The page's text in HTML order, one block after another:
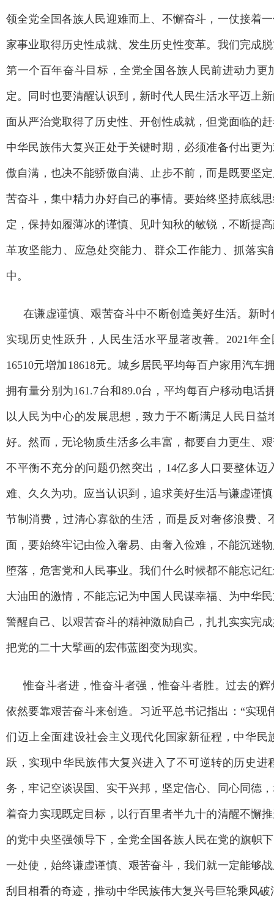
领全党全国各族人民迎难而上、不懈奋斗，一仗接着
家事业取得历史性成就、发生历史性变革。我们完成
第一个百年奋斗目标，全党全国各族人民前进动力
定。同时也要清醒认识到，新时代人民生活水平迈上
面从严治党取得了历史性、开创性成就，但党面临的
中华民族伟大复兴正处于关键时期，必须准备付出更
傲自满，也决不能骄傲自满、止步不前，而是既要坚
苦奋斗，集中精力办好自己的事情。要始终坚持底线
定，保持如履薄冰的谨慎、见叶知秋的敏锐，不断提
革攻坚能力、应急处突能力、群众工作能力、抓落
中。
在谦虚谨慎、艰苦奋斗中不断创造美好生活。新
实现历史性跃升，人民生活水平显著改善。2021年
16510元增加18618元。城乡居民平均每百户家用汽车
拥有量分别为161.7台和89.0台，平均每百户移动电
以人民为中心的发展思想，致力于不断满足人民日
好。然而，无论物质生活多么丰富，都要自力更生、
不平衡不充分的问题仍然突出，14亿多人口要整体
难、久久为功。应当认识到，追求美好生活与谦虚谨
节制消费，过清心寡欲的生活，而是反对奢侈浪费
面，要始终牢记由俭入奢易、由奢入俭难，不能沉迷
堕落，危害党和人民事业。我们什么时候都不能忘记
大油田的激情，不能忘记为中国人民谋幸福、为中华
警醒自己、以艰苦奋斗的精神激励自己，扎扎实实完
把党的二十大擘画的宏伟蓝图变为现实。
惟奋斗者进，惟奋斗者强，惟奋斗者胜。过去的
依然要靠艰苦奋斗来创造。习近平总书记指出：“实
们迈上全面建设社会主义现代化国家新征程，中华
跃，实现中华民族伟大复兴进入了不可逆转的历史
务，牢记空谈误国、实干兴邦，坚定信心、同心同德
着奋力实现既定目标，以行百里者半九十的清醒不懈
的党中央坚强领导下，全党全国各族人民在党的旗帜
一处使，始终谦虚谨慎、艰苦奋斗，我们就一定能够
刮目相看的奇迹，推动中华民族伟大复兴号巨轮乘风